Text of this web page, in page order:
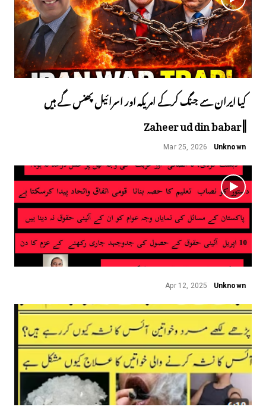
کیا ایران سے جنگ کرکے امریکہ اور اسرائیل پھنس گے ہیں
||Zaheer ud din babar
Unknown
Mar 25, 2026
Unknown
Apr 12, 2025